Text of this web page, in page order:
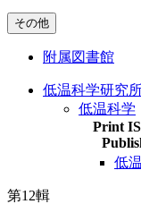
その他
附属図書館
低温科学研究
低温科学
Print
低
第12輯